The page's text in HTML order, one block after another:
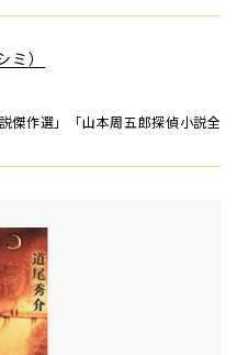
）
傑作選」「山本周五郎探偵小説全